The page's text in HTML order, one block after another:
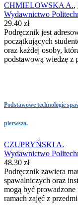
CHMIELOWSKA A.,
Wydawnictwo
29.40 zł
Podręcznik jest
początkujących
oraz każdej osoby,
podstawową wiedzę z
Podstawowe technologie
pierwsza.
CZUPRYŃSKI A.
Wydawnictwo
48.30 zł
Podręcznik zawiera
spawalniczych oraz
mogą być
ramach zajęć z